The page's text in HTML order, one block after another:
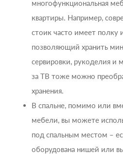
многофункциональная
квартиры. Например,
стоик часто имеет
позволяющий хранить
сервировки, рукоделия и
за ТВ тоже можно
хранения.
В спальне, помимо или
мебели, вы можете
под спальным местом –
оборудована нишей или